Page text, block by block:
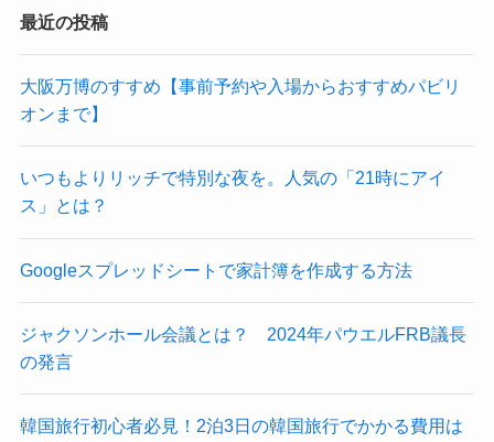
最近の投稿
大阪万博のすすめ【事前予約や入場からおすすめパビリ
オンまで】
いつもよりリッチで特別な夜を。人気の「21時にアイ
ス」とは？
Googleスプレッドシートで家計簿を作成する方法
ジャクソンホール会議とは？ 2024年パウエルFRB議長
の発言
韓国旅行初心者必見！2泊3日の韓国旅行でかかる費用は